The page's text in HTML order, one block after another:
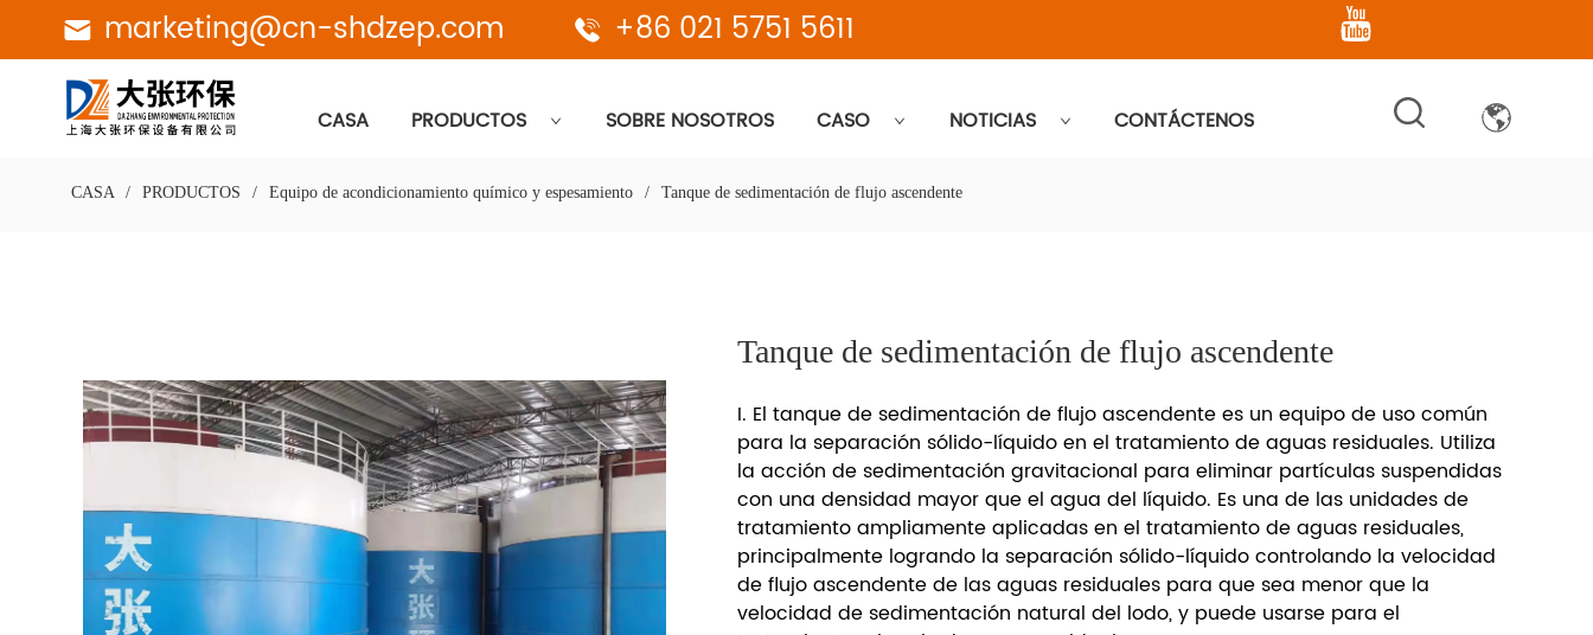
marketing@cn-shdzep.com +86 021 5751 5611
CASA PRODUCTOS SOBRE NOSOTROS CASO NOTICIAS CONTÁCTENOS
CASA / PRODUCTOS / Equipo de acondicionamiento químico y espesamiento / Tanque de sedimentación de flujo ascendente
Tanque de sedimentación de flujo ascendente